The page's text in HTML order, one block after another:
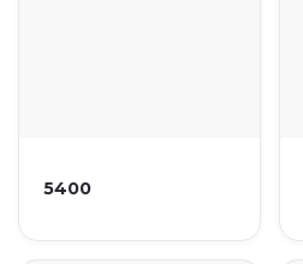
5400